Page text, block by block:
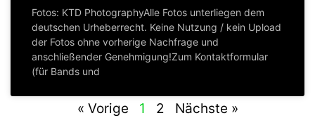
Fotos: KTD PhotographyAlle Fotos unterliegen dem
deutschen Urheberrecht. Keine Nutzung / kein Upload
der Fotos ohne vorherige Nachfrage und
anschließender Genehmigung!Zum Kontaktformular
(für Bands und
« Vorige 1 2 Nächste »